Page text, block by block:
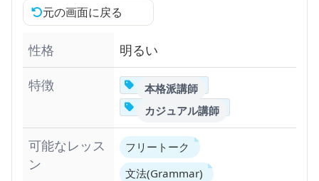
元の画面に戻る
性格
明るい
特徴
本格派講師
カジュアル講師
可能なレッス
ン
フリートーク
文法(Grammar)